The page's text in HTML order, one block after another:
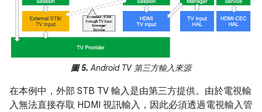
圖 5. Android TV 第三方輸入來源
在本例中，外部 STB TV 輸入是由第三方提供。由於電視輸
入無法直接存取 HDMI 視訊輸入，因此必須透過電視輸入管